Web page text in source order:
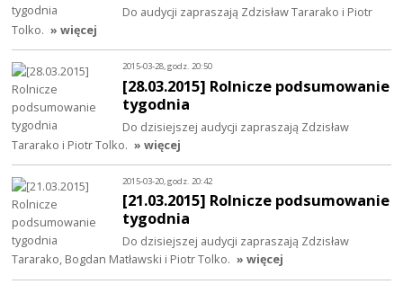
Do audycji zapraszają Zdzisław Tararako i Piotr
Tolko. » więcej
2015-03-28, godz. 20:50
[28.03.2015] Rolnicze podsumowanie
tygodnia
Do dzisiejszej audycji zapraszają Zdzisław
Tararako i Piotr Tolko. » więcej
2015-03-20, godz. 20:42
[21.03.2015] Rolnicze podsumowanie
tygodnia
Do dzisiejszej audycji zapraszają Zdzisław
Tararako, Bogdan Matławski i Piotr Tolko. » więcej